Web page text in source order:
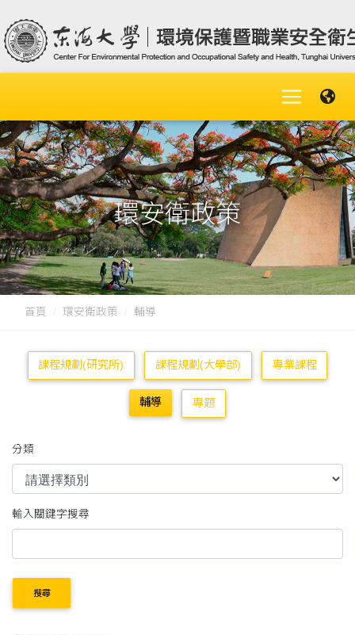
環安衛政策
首頁 環安衛政策 輔導
課程規劃(研究所) 課程規劃(大學部) 專業課程
輔導 專題
分類
輸入關鍵字搜尋
搜尋